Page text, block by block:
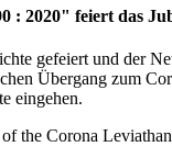
: 2020" feiert das
gefeiert und der
Übergang zum
eingehen.
the Corona